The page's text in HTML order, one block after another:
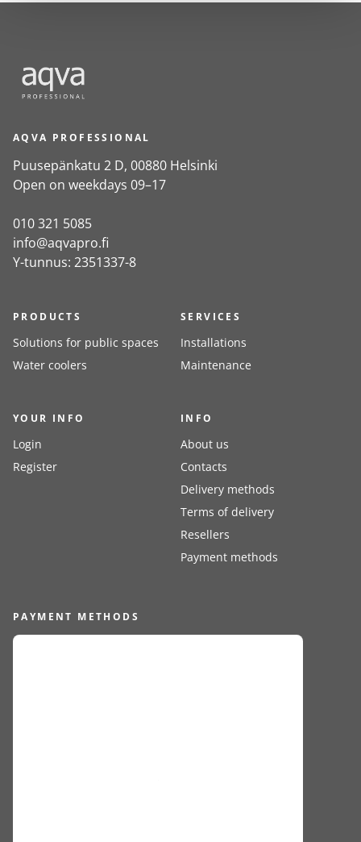
AQVA PROFESSIONAL
Puusepänkatu 2 D, 00880 Helsinki
Open on weekdays 09–17
010 321 5085
info@aqvapro.fi
Y-tunnus: 2351337-8
PRODUCTS
Solutions for public spaces
Water coolers
SERVICES
Installations
Maintenance
YOUR INFO
Login
Register
INFO
About us
Contacts
Delivery methods
Terms of delivery
Resellers
Payment methods
PAYMENT METHODS